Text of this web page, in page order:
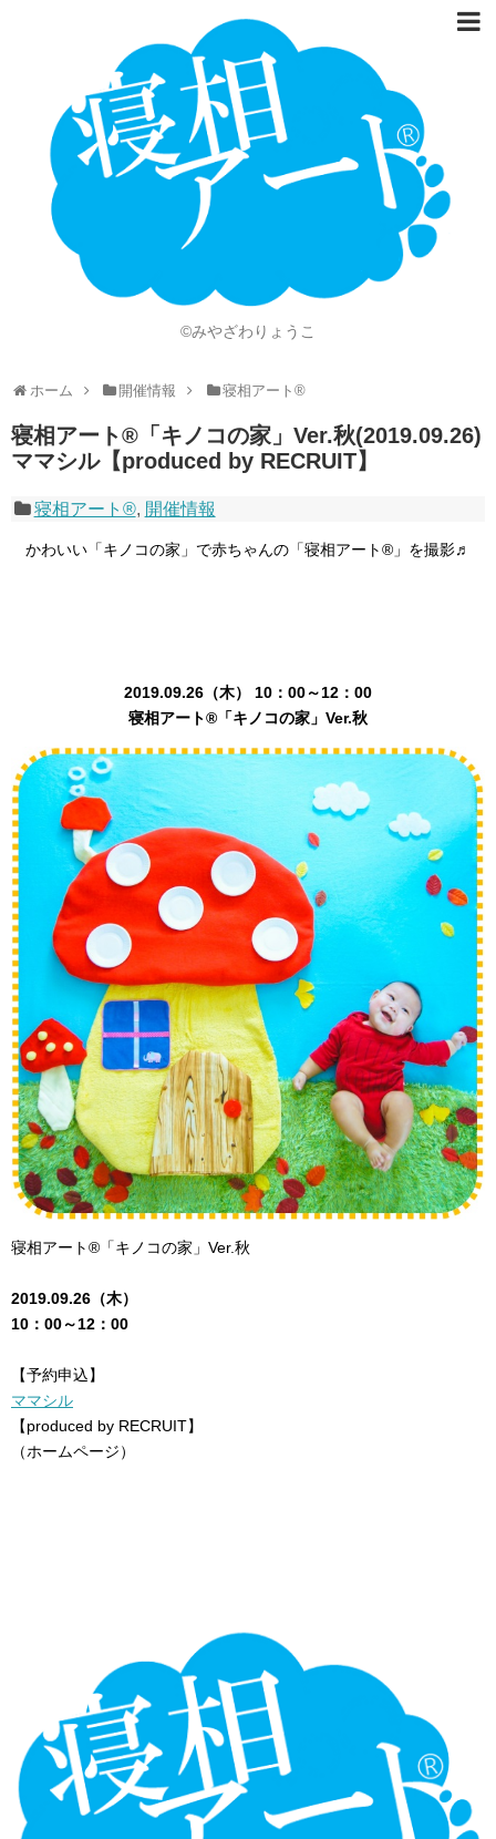
©みやざわりょうこ
ホーム 開催情報 寝相アート®
寝相アート®「キノコの家」Ver.秋(2019.09.26)
ママシル【produced by RECRUIT】
寝相アート®, 開催情報
かわいい「キノコの家」で赤ちゃんの「寝相アート®」を撮影♬
2019.09.26（木） 10：00～12：00
寝相アート®「キノコの家」Ver.秋
寝相アート®「キノコの家」Ver.秋
2019.09.26（木）
10：00～12：00
【予約申込】
ママシル
【produced by RECRUIT】
（ホームページ）
Language
開催情報
動画
ニュース
知的財産権